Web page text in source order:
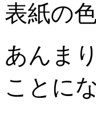
表紙の
あんま
ことに